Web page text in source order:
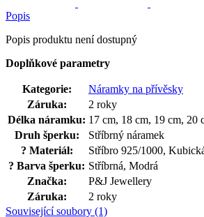
Popis
Popis produktu není dostupný
Doplňkové parametry
Kategorie:
Náramky na přívěsky
Záruka:
2 roky
Délka náramku: 17 cm, 18 cm, 19 cm, 20
Druh šperku:
Stříbrný náramek
? Materiál:
Stříbro 925/1000,
? Barva šperku: Stříbrná, Modrá
Značka:
P&J Jewellery
Záruka:
2 roky
Související soubory (1)